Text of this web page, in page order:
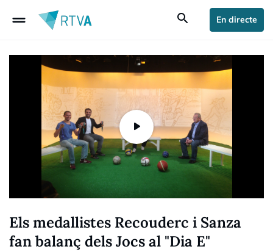
drag_handle search En directe
Els medallistes Recouderc i Sanza
fan balanç dels Jocs al "Dia E"